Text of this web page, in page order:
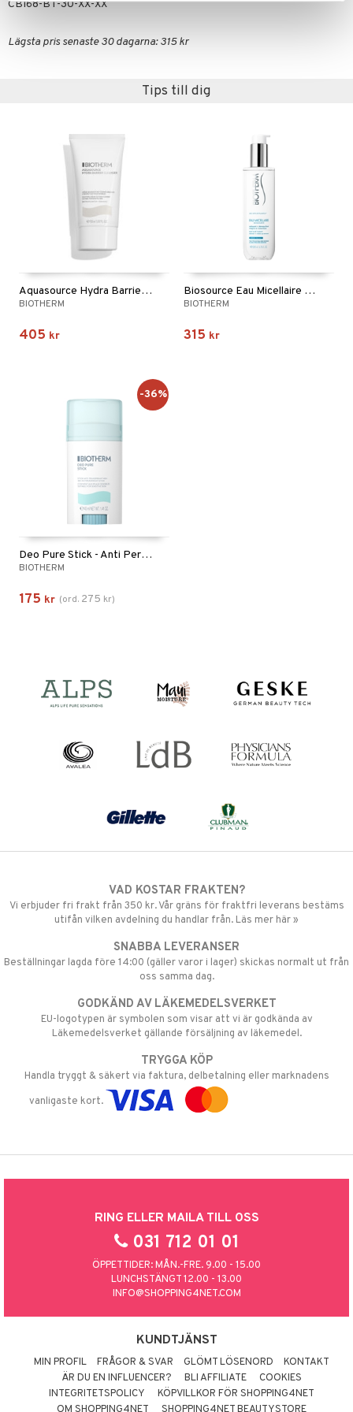
CBI68-BT-30-XX-XX
Lägsta pris senaste 30 dagarna: 315 kr
Tips till dig
Aquasource Hydra Barrier Cleanser
BIOTHERM
405 kr
Biosource Eau Micellaire 2 in 1
BIOTHERM
315 kr
Deo Pure Stick - Anti Perspirant 24h
BIOTHERM
175 kr (ord. 275 kr)
-36%
VAD KOSTAR FRAKTEN?
Vi erbjuder fri frakt från 350 kr. Vår gräns för fraktfri leverans bestäms
utifån vilken avdelning du handlar från. Läs mer här »
SNABBA LEVERANSER
Beställningar lagda före 14:00 (gäller varor i lager) skickas normalt ut från
oss samma dag.
GODKÄND AV LÄKEMEDELSVERKET
EU-logotypen är symbolen som visar att vi är godkända av
Läkemedelsverket gällande försäljning av läkemedel.
TRYGGA KÖP
Handla tryggt & säkert via faktura, delbetalning eller marknadens
vanligaste kort.
RING ELLER MAILA TILL OSS
031 712 01 01
ÖPPETTIDER: MÅN.-FRE. 9.00 - 15.00
LUNCHSTÄNGT 12.00 - 13.00
INFO@SHOPPING4NET.COM
KUNDTJÄNST
MIN PROFIL FRÅGOR & SVAR GLÖMT LÖSENORD
KONTAKT
ÄR DU EN INFLUENCER?
BLI AFFILIATE
COOKIES
INTEGRITETSPOLICY
KÖPVILLKOR FÖR SHOPPING4NET